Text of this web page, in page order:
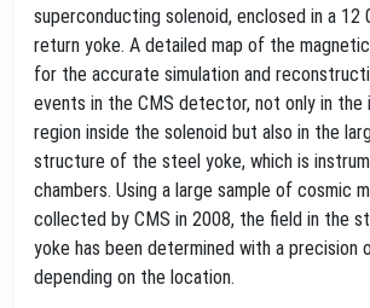
superconducting solenoid, enclosed in a
return yoke. A detailed map of the
for the accurate simulation and
events in the CMS detector, not only in the
region inside the solenoid but also in the
structure of the steel yoke, which is
chambers. Using a large sample of cosmic
collected by CMS in 2008, the field in the
yoke has been determined with a precision
depending on the location.